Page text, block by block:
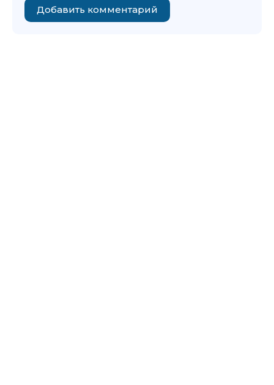
Добавить комментарий